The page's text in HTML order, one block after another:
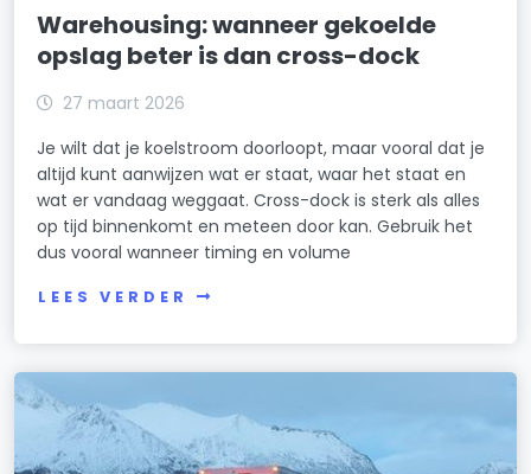
Warehousing: wanneer gekoelde
opslag beter is dan cross-dock
27 maart 2026
Je wilt dat je koelstroom doorloopt, maar vooral dat je
altijd kunt aanwijzen wat er staat, waar het staat en
wat er vandaag weggaat. Cross-dock is sterk als alles
op tijd binnenkomt en meteen door kan. Gebruik het
dus vooral wanneer timing en volume
LEES VERDER